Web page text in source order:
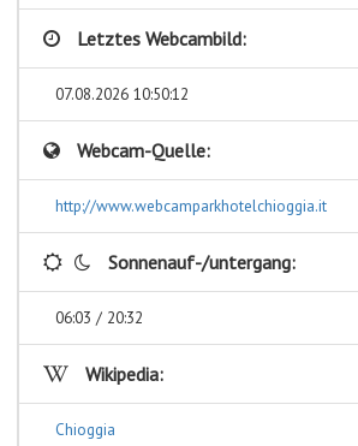
Letztes Webcambild:
07.08.2026 10:50:12
Webcam-Quelle:
http://www.webcamparkhotelchioggia.it
Sonnenauf-/untergang:
06:03 / 20:32
Wikipedia:
Chioggia